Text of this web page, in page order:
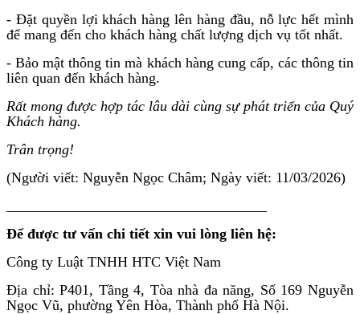
- Đặt quyền lợi khách hàng lên hàng đầu, nỗ lực hết mình
để mang đến cho khách hàng chất lượng dịch vụ tốt nhất.
- Bảo mật thông tin mà khách hàng cung cấp, các thông tin
liên quan đến khách hàng.
Rất mong được hợp tác lâu dài cùng sự phát triển của Quý
Khách hàng.
Trân trọng!
(Người viết: Nguyễn Ngọc Châm; Ngày viết: 11/03/2026)
Để được tư vấn chi tiết xin vui lòng liên hệ:
Công ty Luật TNHH HTC Việt Nam
Địa chỉ: P401, Tầng 4, Tòa nhà đa năng, Số 169 Nguyễn
Ngọc Vũ, phường Yên Hòa, Thành phố Hà Nội.